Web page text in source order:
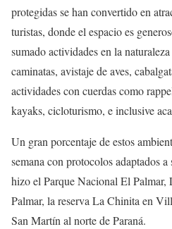
protegidas se han convertido en
turistas, donde el espacio es
sumado actividades en la
caminatas, avistaje de aves,
actividades con cuerdas como
kayaks, cicloturismo, e inclusive
Un gran porcentaje de estos
semana con protocolos adaptados
hizo el Parque Nacional El Palmar,
Palmar, la reserva La Chinita en
San Martín al norte de Paraná.